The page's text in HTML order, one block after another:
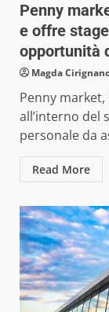
Penny
e offre
opportunità
Magda
Penny
all’interno del
personale da
Read More